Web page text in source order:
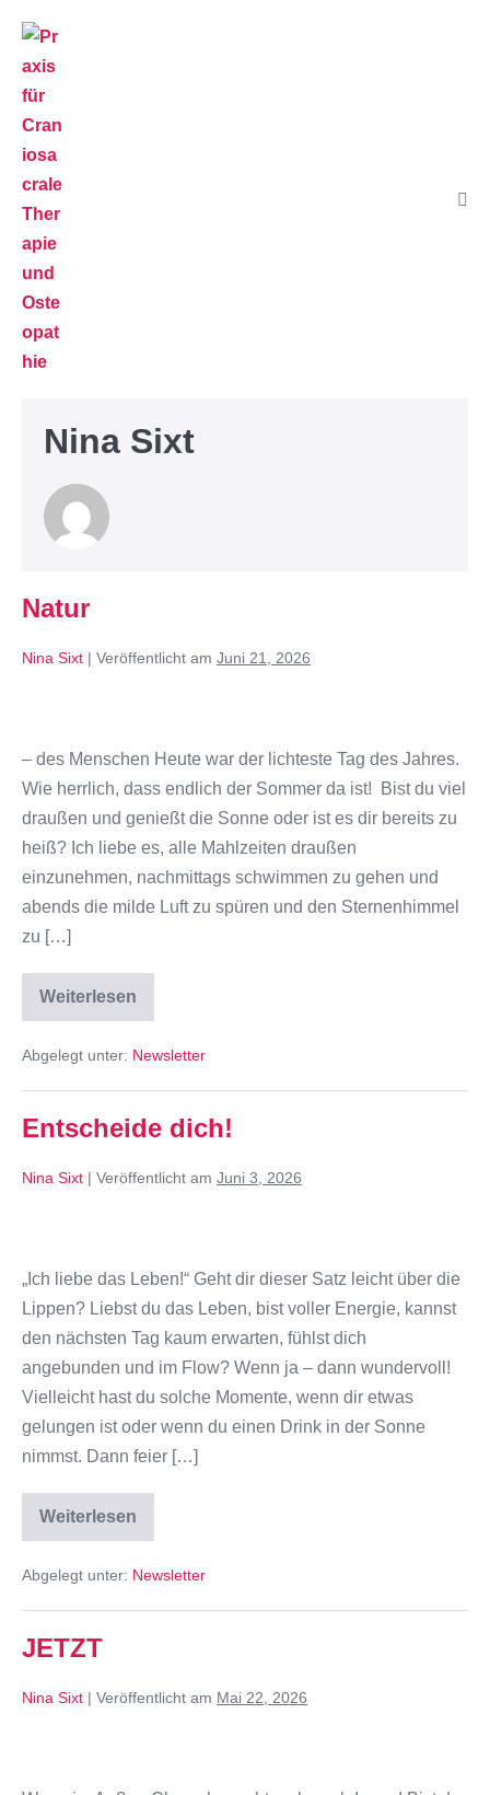
Nina Sixt
Natur
Nina Sixt | Veröffentlicht am Juni 21, 2026
– des Menschen Heute war der lichteste Tag des Jahres.
Wie herrlich, dass endlich der Sommer da ist! Bist du viel
draußen und genießt die Sonne oder ist es dir bereits zu
heiß? Ich liebe es, alle Mahlzeiten draußen
einzunehmen, nachmittags schwimmen zu gehen und
abends die milde Luft zu spüren und den Sternenhimmel
zu […]
Weiterlesen
Abgelegt unter: Newsletter
Entscheide dich!
Nina Sixt | Veröffentlicht am Juni 3, 2026
„Ich liebe das Leben!“ Geht dir dieser Satz leicht über die
Lippen? Liebst du das Leben, bist voller Energie, kannst
den nächsten Tag kaum erwarten, fühlst dich
angebunden und im Flow? Wenn ja – dann wundervoll!
Vielleicht hast du solche Momente, wenn dir etwas
gelungen ist oder wenn du einen Drink in der Sonne
nimmst. Dann feier […]
Weiterlesen
Abgelegt unter: Newsletter
JETZT
Nina Sixt | Veröffentlicht am Mai 22, 2026